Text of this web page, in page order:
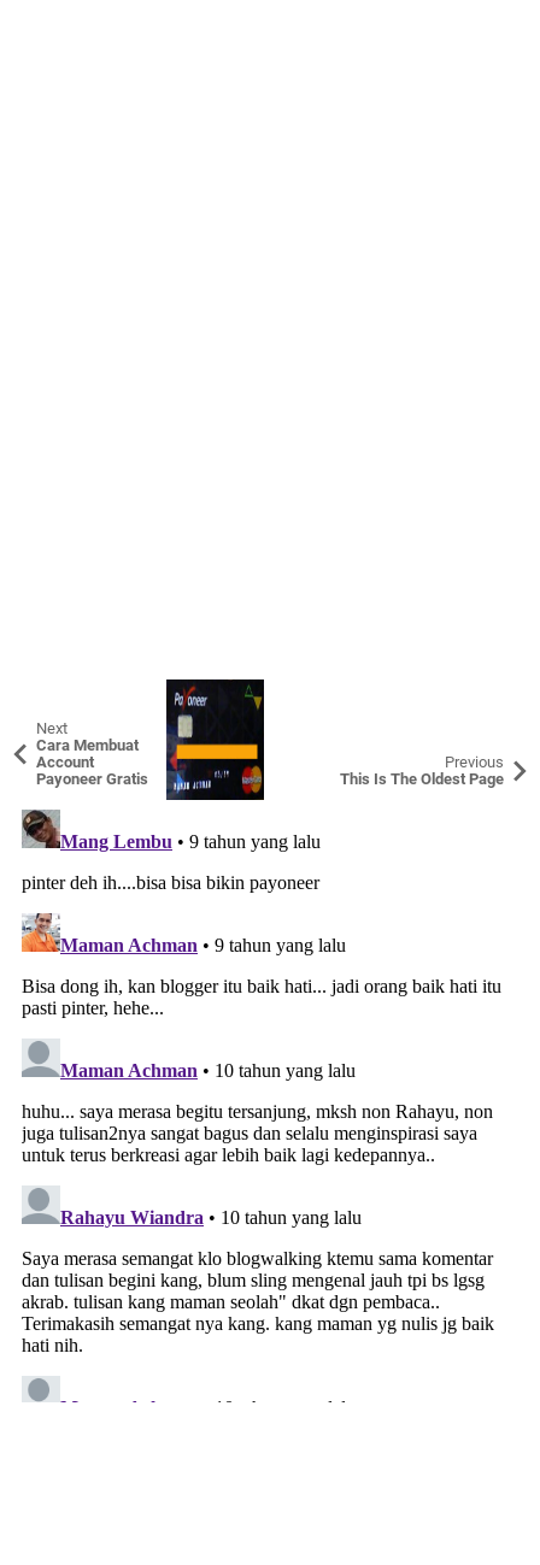
Next
Cara Membuat
Account
Payoneer Gratis
Previous
This Is The Oldest Page